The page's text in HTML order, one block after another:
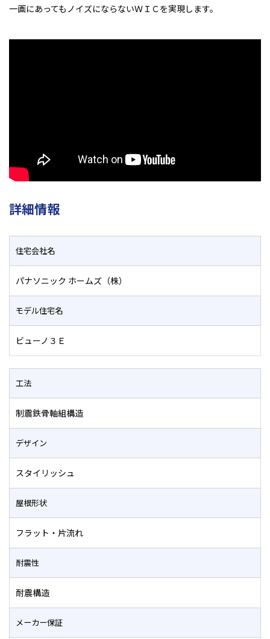
一画にあってもノイズにならないＷＩＣを実現します。
詳細情報
住宅会社名
パナソニック ホームズ（株）
モデル住宅名
ビューノ３Ｅ
工法
制震鉄骨軸組構造
デザイン
スタイリッシュ
屋根形状
フラット・片流れ
耐震性
耐震構造
メーカー保証